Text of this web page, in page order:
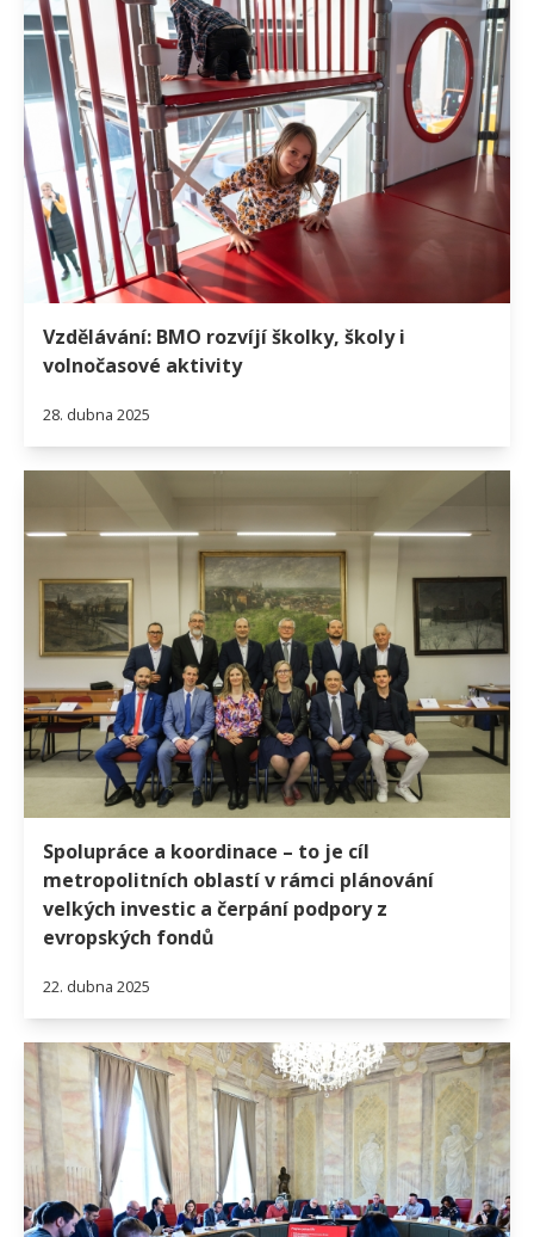
Vzdělávání: BMO rozvíjí školky, školy i
volnočasové aktivity
28. dubna 2025
Spolupráce a koordinace – to je cíl
metropolitních oblastí v rámci plánování
velkých investic a čerpání podpory z
evropských fondů
22. dubna 2025